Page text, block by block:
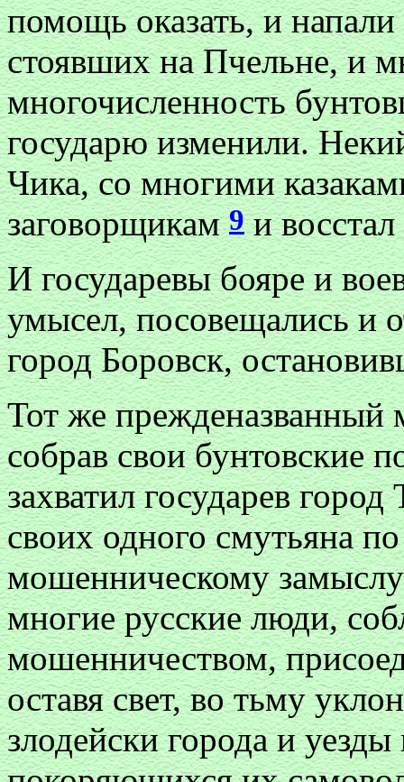
помощь оказать, и
стоявших на Пчельне, и
многочисленность
государю изменили.
Чика, со многими
заговорщикам9и
И государевы бояре и
умысел, посовещались и
город Боровск,
Тот же
собрав свои бунтовские
захватил государев
своих одного смутьяна
мошенническому
многие русские люди,
мошенничеством,
оставя свет, во тьму
злодейски города и